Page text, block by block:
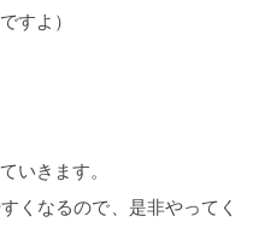
すよ）
いきます。
くなるので、是非やってく